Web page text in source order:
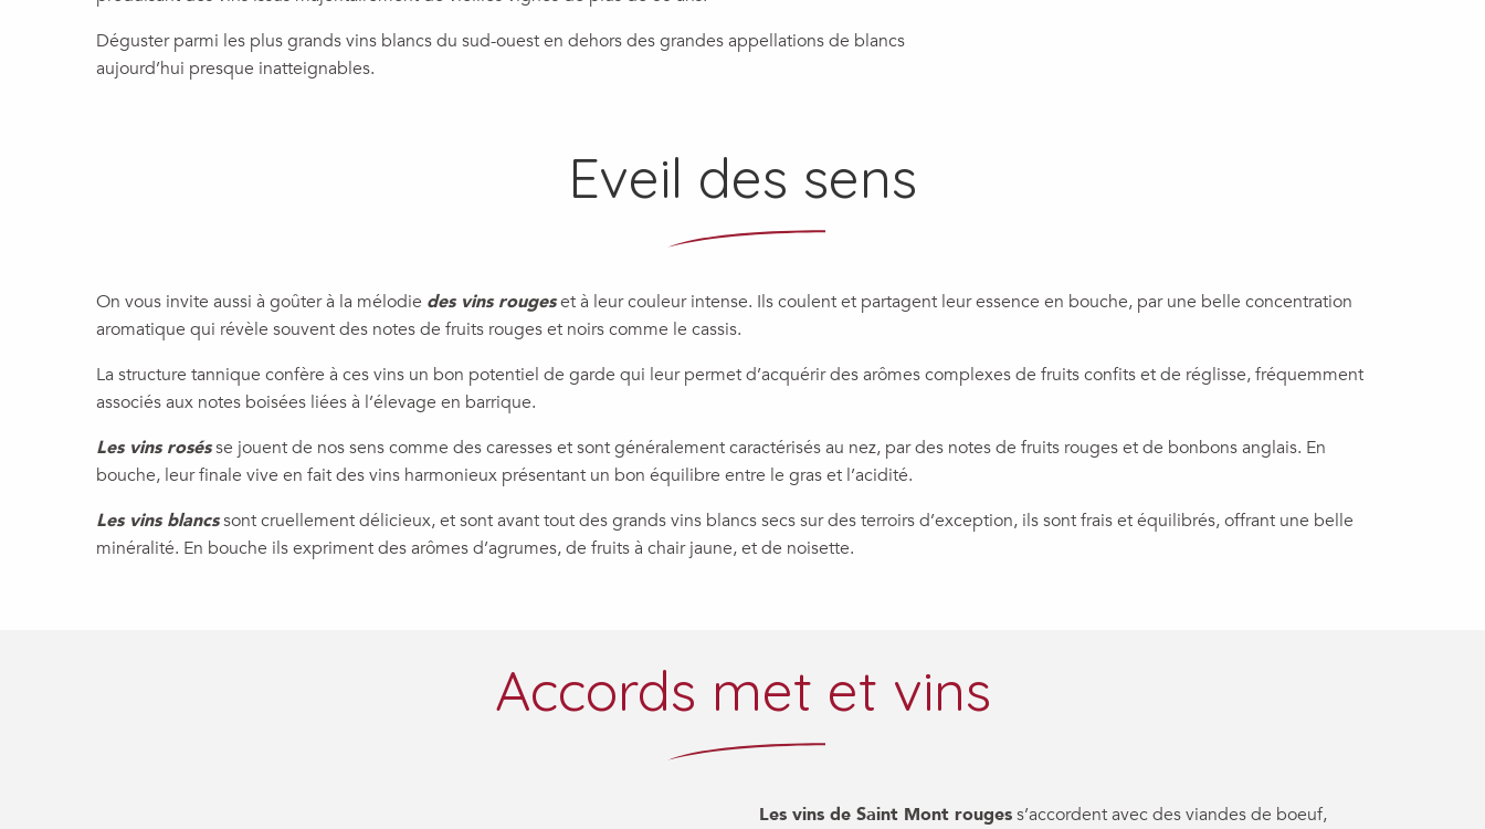
Déguster parmi les plus grands vins blancs du sud-ouest en dehors des grandes appellations de blancs
aujourd’hui presque inatteignables.
Eveil des sens
On vous invite aussi à goûter à la mélodie des vins rougeset à leur couleur intense. Ils coulent et partagent leur essence en bouche, par une belle concentration
aromatique qui révèle souvent des notes de fruits rouges et noirs comme le cassis.
La structure tannique confère à ces vins un bon potentiel de garde qui leur permet d’acquérir des arômes complexes de fruits confits et de réglisse, fréquemment
associés aux notes boisées liées à l’élevage en barrique.
Les vins rosésse jouent de nos sens comme des caresses et sont généralement caractérisés au nez, par des notes de fruits rouges et de bonbons anglais. En
bouche, leur finale vive en fait des vins harmonieux présentant un bon équilibre entre le gras et l’acidité.
Les vins blancssont cruellement délicieux, et sont avant tout des grands vins blancs secs sur des terroirs d’exception, ils sont frais et équilibrés, offrant une belle
minéralité. En bouche ils expriment des arômes d’agrumes, de fruits à chair jaune, et de noisette.
Accords met et vins
Les vins de Saint Mont rougess’accordent avec des viandes de boeuf,